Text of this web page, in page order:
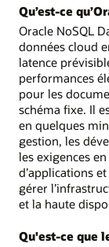
Qu’est-ce
Oracle NoSQL
données cloud
latence
performances
pour les
schéma fixe. Il
en quelques
gestion, les
les exigences
d’applications
gérer
et la haute
Qu'est-ce que